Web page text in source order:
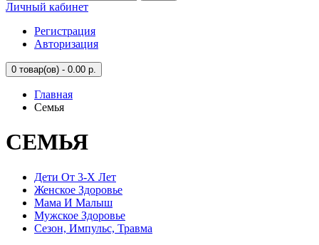
Личный кабинет
Регистрация
Авторизация
0 товар(ов) - 0.00 р.
Главная
Семья
СЕМЬЯ
Дети От 3-Х Лет
Женское Здоровье
Мама И Малыш
Мужское Здоровье
Сезон, Импульс, Травма